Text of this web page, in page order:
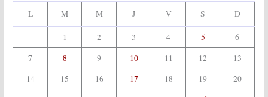
L M M J V S D
1 2 3 4 5
6
7
8 9 10 11 12
13
14
15 16 17 18 19
20